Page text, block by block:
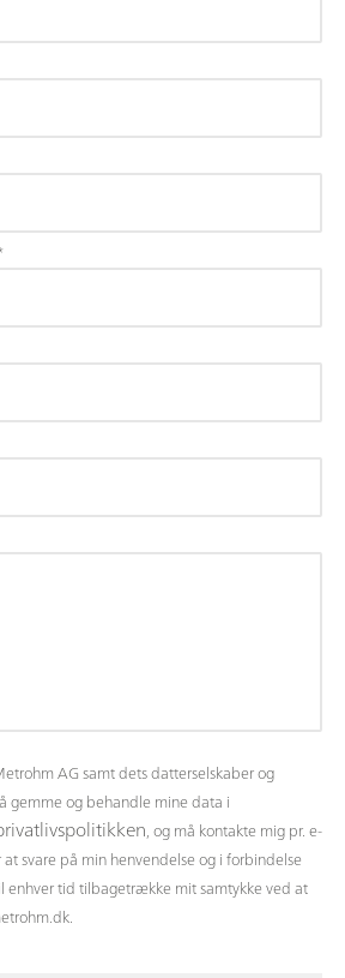
AG samt dets datterselskaber og
gemme og behandle mine data i
, og må kontakte mig pr. e-
svare på min henvendelse og i forbindelse
enhver tid tilbagetrække mit samtykke ved at